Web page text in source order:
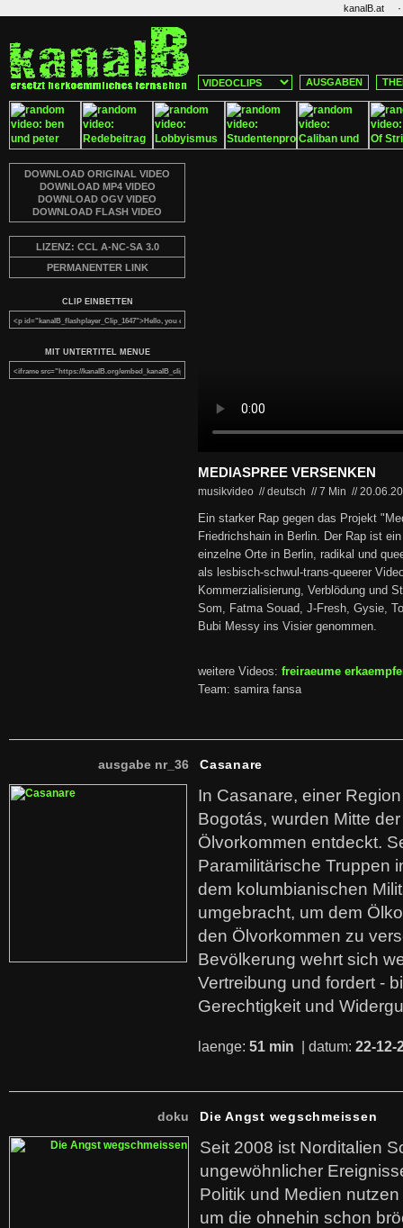
kanalB.at ·
AUSGABEN
DOWNLOAD ORIGINAL VIDEO
DOWNLOAD MP4 VIDEO
DOWNLOAD OGV VIDEO
DOWNLOAD FLASH VIDEO
LIZENZ: CCL A-NC-SA 3.0
PERMANENTER LINK
CLIP EINBETTEN
MIT UNTERTITEL MENUE
MEDIASPREE VERSENKEN
musikvideo // deutsch //7 Min //
Ein starker Rap gegen das Projekt
Friedrichshain in Berlin. Der Rap ist
einzelne Orte in Berlin, radikal und
als lesbisch-schwul-trans-queerer
Kommerzialisierung, Verblödung und
Som, Fatma Souad, J-Fresh, Gysie,
Bubi Messy ins Visier genommen.
weitere Videos: freiraeume
Team: samira fansa
ausgabe nr_36 Casanare
In Casanare, einer
Bogotás, wurden Mitte
Ölvorkommen entdeckt.
Paramilitärische Truppen
dem kolumbianischen
umgebracht, um dem
den Ölvorkommen zu
Bevölkerung wehrt sich
Vertreibung und fordert -
Gerechtigkeit und
laenge: 51 min | datum: 22-12-
doku Die Angst wegschmeissen
Seit 2008 ist Norditalien
ungewöhnlicher
Politik und Medien
um die ohnehin schon